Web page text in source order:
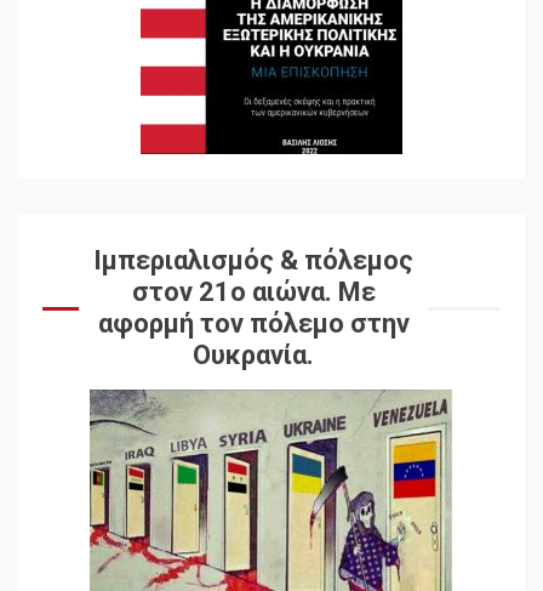
Ιμπεριαλισμός & πόλεμος
στον 21ο αιώνα. Mε
αφορμή τον πόλεμο στην
Ουκρανία.